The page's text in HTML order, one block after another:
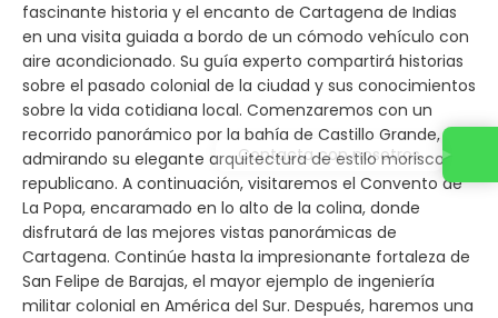
fascinante historia y el encanto de Cartagena de Indias
en una visita guiada a bordo de un cómodo vehículo con
aire acondicionado. Su guía experto compartirá historias
sobre el pasado colonial de la ciudad y sus conocimientos
sobre la vida cotidiana local. Comenzaremos con un
recorrido panorámico por la bahía de Castillo Grande,
admirando su elegante arquitectura de estilo morisco y
republicano. A continuación, visitaremos el Convento de
La Popa, encaramado en lo alto de la colina, donde
disfrutará de las mejores vistas panorámicas de
Cartagena. Continúe hasta la impresionante fortaleza de
San Felipe de Barajas, el mayor ejemplo de ingeniería
militar colonial en América del Sur. Después, haremos una